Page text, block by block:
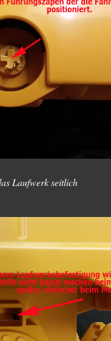
Laufwerk seitlich